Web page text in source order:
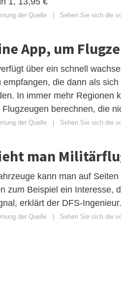
der Quelle | Sehen Sie sich die
App, um
über ein schnell
empfangen, die dann als
In immer mehr Regionen
berechnen, die
der Quelle | Sehen Sie sich die
man
kann man auf
zum Beispiel ein Interesse,
erklärt der DFS-Ingenieur.
der Quelle | Sehen Sie sich die